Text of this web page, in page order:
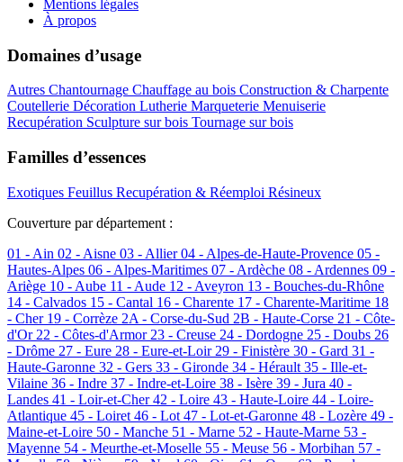
Mentions légales
À propos
Domaines d’usage
Autres Chantournage Chauffage au bois Construction & Charpente
Coutellerie Décoration Lutherie Marqueterie Menuiserie
Recupération Sculpture sur bois Tournage sur bois
Familles d’essences
Exotiques Feuillus Recupération & Réemploi Résineux
Couverture par département :
01 - Ain 02 - Aisne 03 - Allier04 - Alpes-de-Haute-Provence 05 -
Hautes-Alpes 06 - Alpes-Maritimes 07 - Ardèche 08 - Ardennes 09 -
Ariège 10 - Aube 11 - Aude 12 - Aveyron 13 - Bouches-du-Rhône
14 - Calvados 15 - Cantal 16 - Charente 17 - Charente-Maritime 18
- Cher 19 - Corrèze 2A - Corse-du-Sud 2B - Haute-Corse 21 - Côte-
d'Or 22 - Côtes-d'Armor 23 - Creuse 24 - Dordogne 25 - Doubs 26
- Drôme 27 - Eure 28 - Eure-et-Loir 29 - Finistère 30 - Gard 31 -
Haute-Garonne 32 - Gers 33 - Gironde 34 - Hérault 35 - Ille-et-
Vilaine 36 - Indre 37 - Indre-et-Loire 38 - Isère 39 - Jura 40 -
Landes 41 - Loir-et-Cher42 - Loire 43 - Haute-Loire 44 - Loire-
Atlantique 45 - Loiret 46 - Lot 47 - Lot-et-Garonne 48 - Lozère 49 -
Maine-et-Loire 50 - Manche 51 - Marne 52 - Haute-Marne 53 -
Mayenne 54 - Meurthe-et-Moselle 55 - Meuse 56 - Morbihan 57 -